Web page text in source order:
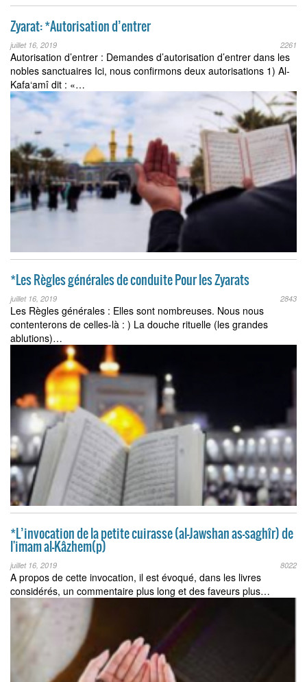
Zyarat: *Autorisation d’entrer
juillet 16, 2019 2261
Autorisation d’entrer : Demandes d’autorisation d’entrer dans les
nobles sanctuaires Ici, nous confirmons deux autorisations 1) Al-
Kafa‘amî dit : «…
*Les Règles générales de conduite Pour les Zyarats
juillet 16, 2019 2843
Les Règles générales : Elles sont nombreuses. Nous nous
contenterons de celles-là : ) La douche rituelle (les grandes
ablutions)…
*L’invocation de la petite cuirasse (al-Jawshan as-saghîr) de
l'imam al-Kâzhem(p)
juillet 16, 2019 8022
A propos de cette invocation, il est évoqué, dans les livres
considérés, un commentaire plus long et des faveurs plus…